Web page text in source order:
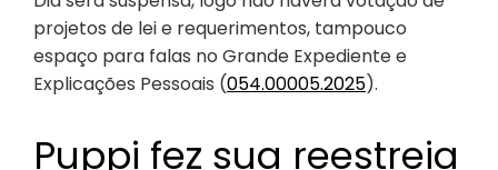
projetos de lei e requerimentos, tampouco
espaço para falas no Grande Expediente e
Explicações Pessoais (054.00005.2025).
Puppi fez sua reestreia